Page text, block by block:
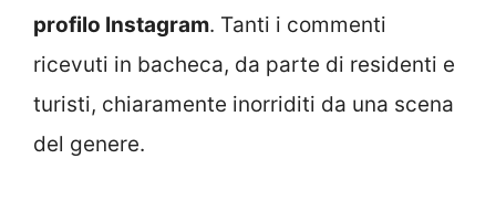
profilo Instagram. Tanti i commenti
ricevuti in bacheca, da parte di residenti e
turisti, chiaramente inorriditi da una scena
del genere.